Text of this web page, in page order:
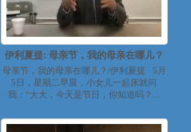
伊利夏提: 母亲节，我的母亲在哪儿？
母亲节，我的母亲在哪儿？/伊利夏提 5月
5日，星期二早晨，小女儿一起床就问
我：“大大，今天是节日，你知道吗？...